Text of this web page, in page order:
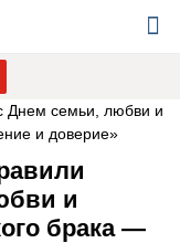
и
брака —